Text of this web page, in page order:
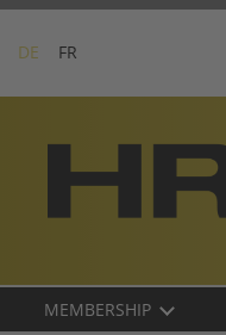
Skip
content
DE FR
Main
MEMBERSHIP